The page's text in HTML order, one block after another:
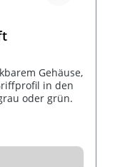
Gehäuse,
in den
oder grün.